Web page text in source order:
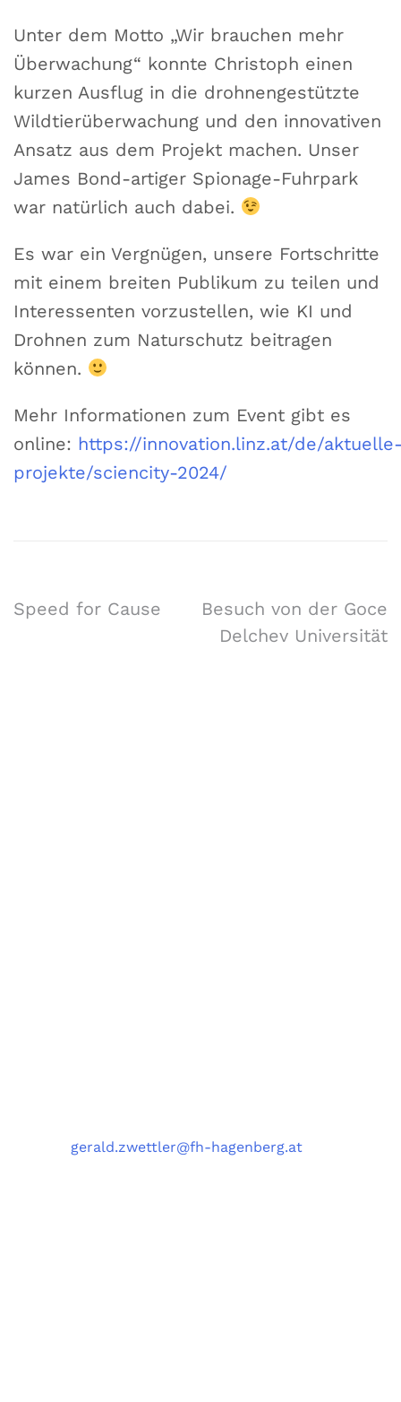
Unter dem Motto „Wir brauchen mehr
Überwachung“ konnte Christoph einen
kurzen Ausflug in die drohnengestützte
Wildtierüberwachung und den innovativen
Ansatz aus dem Projekt machen. Unser
James Bond-artiger Spionage-Fuhrpark
war natürlich auch dabei.
Es war ein Vergnügen, unsere Fortschritte
mit einem breiten Publikum zu teilen und
Interessenten vorzustellen, wie KI und
Drohnen zum Naturschutz beitragen
können.
Mehr Informationen zum Event gibt es
online: https://innovation.linz.at/de/
projekte/sciencity-2024/
Speed for Cause
Besuch von der Goce
Delchev Universität
gerald.zwettler@fh-hagenberg.at